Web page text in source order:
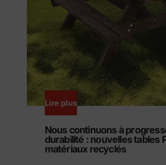
Lire plus
Nous continuons à
durabilité : nouvelles tables
matériaux recyclés